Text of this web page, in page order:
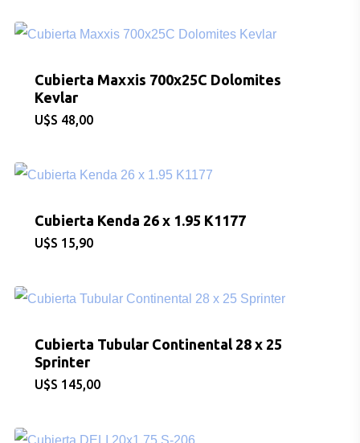
Cubierta Maxxis 700x25C Dolomites
Kevlar
$ 48,00
Cubierta Kenda 26 x 1.95 K1177
$ 15,90
Cubierta Tubular Continental 28 x 25
Sprinter
$ 145,00